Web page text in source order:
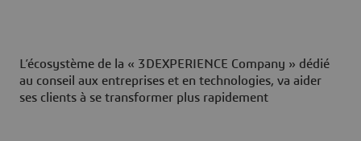
L’écosystème de la « 3DEXPERIENCE Company » dédié
au conseil aux entreprises et en technologies, va aider
ses clients à se transformer plus rapidement